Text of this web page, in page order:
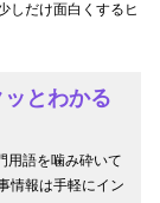
しだけ面白くするヒ
とわかる
用語を噛み砕いて
情報は手軽にイン